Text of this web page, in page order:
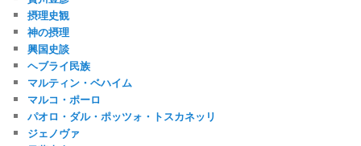
摂理史観
神の摂理
興国史談
ヘブライ民族
マルティン・ベハイム
マルコ・ポーロ
パオロ・ダル・ポッツォ・トスカネッリ
ジェノヴァ